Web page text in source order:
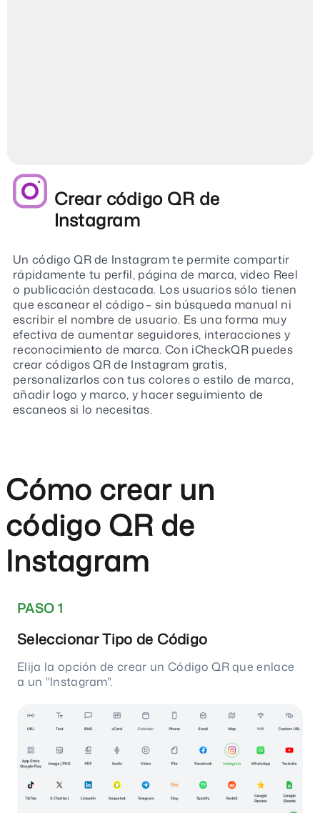
Crear código QR de
Instagram
Un código QR de Instagram te permite compartir
rápidamente tu perfil, página de marca, video Reel
o publicación destacada. Los usuarios sólo tienen
que escanear el código – sin búsqueda manual ni
escribir el nombre de usuario. Es una forma muy
efectiva de aumentar seguidores, interacciones y
reconocimiento de marca. Con iCheckQR puedes
crear códigos QR de Instagram gratis,
personalizarlos con tus colores o estilo de marca,
añadir logo y marco, y hacer seguimiento de
escaneos si lo necesitas.
Cómo crear un
código QR de
Instagram
PASO 1
Seleccionar Tipo de Código
Elija la opción de crear un Código QR que enlace
a un "Instagram".